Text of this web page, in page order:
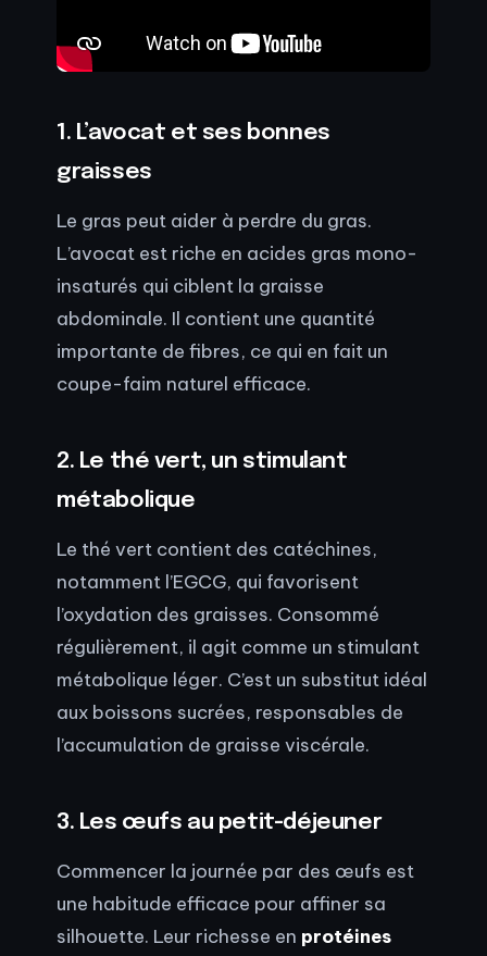
1. L’avocat et ses bonnes
graisses
Le gras peut aider à perdre du gras.
L’avocat est riche en acides gras mono-
insaturés qui ciblent la graisse
abdominale. Il contient une quantité
importante de fibres, ce qui en fait un
coupe-faim naturel efficace.
2. Le thé vert, un stimulant
métabolique
Le thé vert contient des catéchines,
notamment l’EGCG, qui favorisent
l’oxydation des graisses. Consommé
régulièrement, il agit comme un stimulant
métabolique léger. C’est un substitut idéal
aux boissons sucrées, responsables de
l’accumulation de graisse viscérale.
3. Les œufs au petit-déjeuner
Commencer la journée par des œufs est
une habitude efficace pour affiner sa
silhouette. Leur richesse en protéines